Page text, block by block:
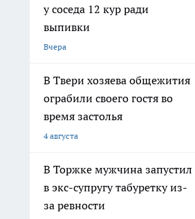
у соседа 12 кур ради
выпивки
Вчера
В Твери хозяева общежития
ограбили своего гостя во
время застолья
4 августа
В Торжке мужчина запустил
в экс-супругу табуретку из-
за ревности